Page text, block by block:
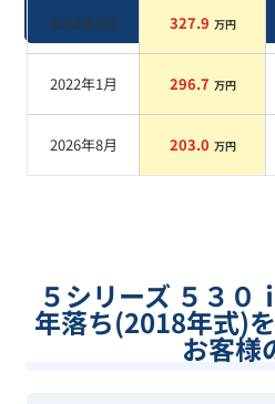
2022年5月 327.9 万円
2022年1月 296.7 万円
2026年8月 203.0 万円
５シリーズ ５３０
年落ち(2018年式)
お客様